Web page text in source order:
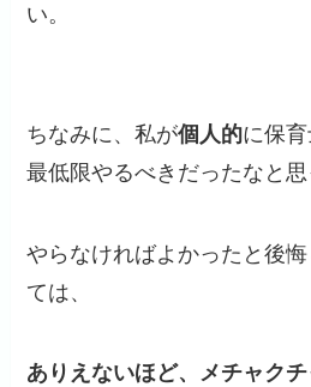
い。
ちなみに、私が個人的に保育
最低限やるべきだったなと思
やらなければよかったと後
ては、
ありえないほど、メチャク